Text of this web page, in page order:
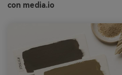
con media.io